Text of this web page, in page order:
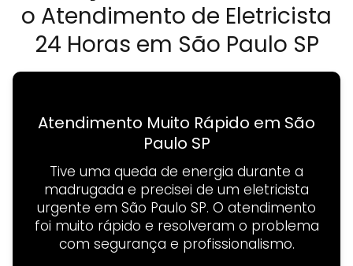
o Atendimento de Eletricista
24 Horas em São Paulo SP
Atendimento Muito Rápido em São
Paulo SP
Tive uma queda de energia durante a
madrugada e precisei de um eletricista
urgente em São Paulo SP. O atendimento
foi muito rápido e resolveram o problema
com segurança e profissionalismo.